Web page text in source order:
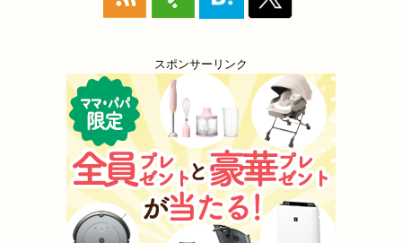
スポンサーリンク